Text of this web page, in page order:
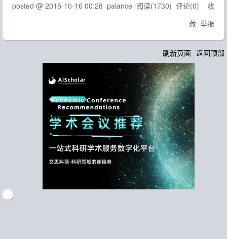
posted @ 2015-10-16 00:28 palance 阅读(1730) 评论(0) 收
藏 举报
刷新页面 返回顶部